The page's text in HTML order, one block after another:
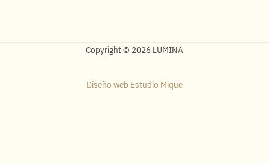
Copyright © 2026 LUMINA
Diseño web Estudio Mique